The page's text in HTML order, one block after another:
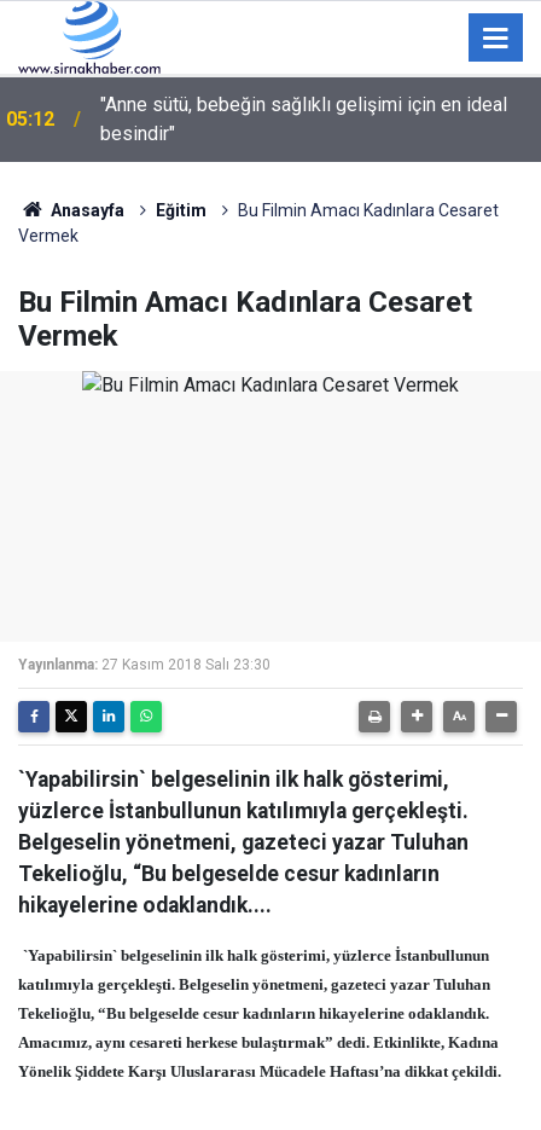
05:12
"Anne sütü, bebeğin sağlıklı gelişimi için en ideal
03:35
Sulama kanalına giren genç hayatını kaybetti
Anasayfa Eğitim
Bu Filmin Amacı Kadınlara Cesaret
Vermek
Bu Filmin Amacı Kadınlara Cesaret
Vermek
Yayınlanma: 27 Kasım 2018 Salı 23:30
`Yapabilirsin` belgeselinin ilk halk gösterimi,
yüzlerce İstanbullunun katılımıyla gerçekleşti.
Belgeselin yönetmeni, gazeteci yazar Tuluhan
Tekelioğlu, “Bu belgeselde cesur kadınların
hikayelerine odaklandık....
`Yapabilirsin` belgeselinin ilk halk gösterimi, yüzlerce İstanbullunun
katılımıyla gerçekleşti. Belgeselin yönetmeni, gazeteci yazar Tuluhan
Tekelioğlu, “Bu belgeselde cesur kadınların hikayelerine odaklandık.
Amacımız, aynı cesareti herkese bulaştırmak” dedi. Etkinlikte, Kadına
Yönelik Şiddete Karşı Uluslararası Mücadele Haftası’na dikkat çekildi.